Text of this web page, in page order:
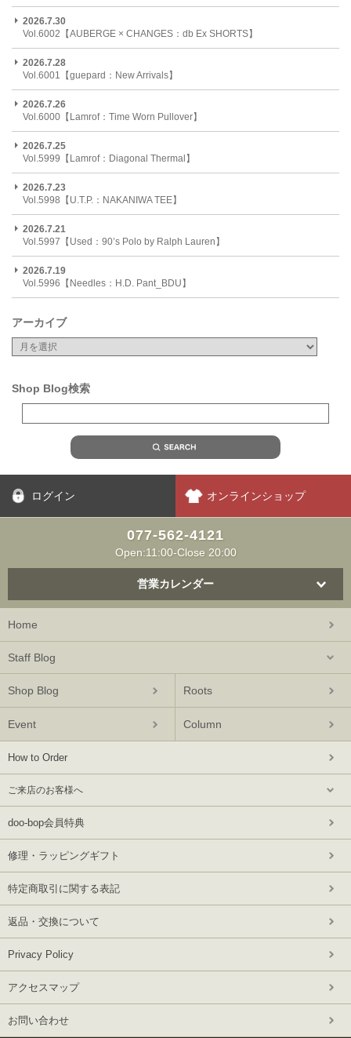
2026.7.30
Vol.6002【AUBERGE × CHANGES：db Ex SHORTS】
2026.7.28
Vol.6001【guepard：New Arrivals】
2026.7.26
Vol.6000【Lamrof：Time Worn Pullover】
2026.7.25
Vol.5999【Lamrof：Diagonal Thermal】
2026.7.23
Vol.5998【U.T.P.：NAKANIWA TEE】
2026.7.21
Vol.5997【Used：90’s Polo by Ralph Lauren】
2026.7.19
Vol.5996【Needles：H.D. Pant_BDU】
アーカイブ
Shop Blog検索
ログイン オンラインショップ
077-562-4121
Open:11:00-Close 20:00
営業カレンダー
Home
Staff Blog
Shop Blog Roots
Event Column
How to Order
ご来店のお客様へ
doo-bop会員特典
修理・ラッピングギフト
特定商取引に関する表記
返品・交換について
Privacy Policy
アクセスマップ
お問い合わせ